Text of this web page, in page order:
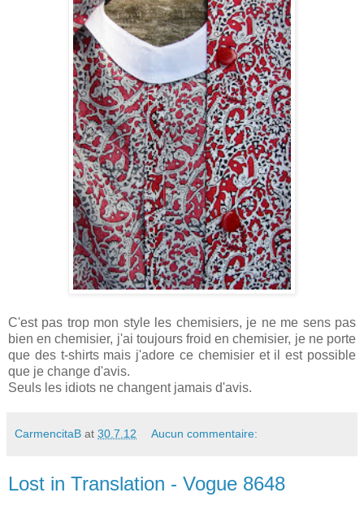
C'est pas trop mon style les chemisiers, je ne me sens pas
bien en chemisier, j'ai toujours froid en chemisier, je ne porte
que des t-shirts mais j'adore ce chemisier et il est possible
que je change d'avis.
Seuls les idiots ne changent jamais d'avis.
CarmencitaB at 30.7.12 Aucun commentaire:
Lost in Translation - Vogue 8648